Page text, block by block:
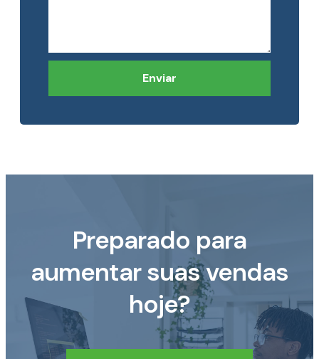
Enviar
Preparado para
aumentar suas vendas
hoje?